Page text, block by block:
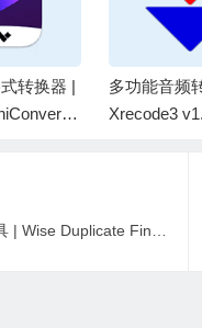
转换器 |
多功能音频
Xrecode3
重复文件查找删除工具 | Wise Duplicate Finder Pro v2.1.9.71 中文绿色版